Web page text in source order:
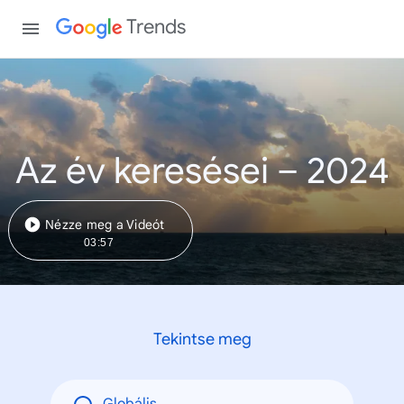
Trends
Az év keresései – 2024
Nézze meg a Videót
03:57
Tekintse meg